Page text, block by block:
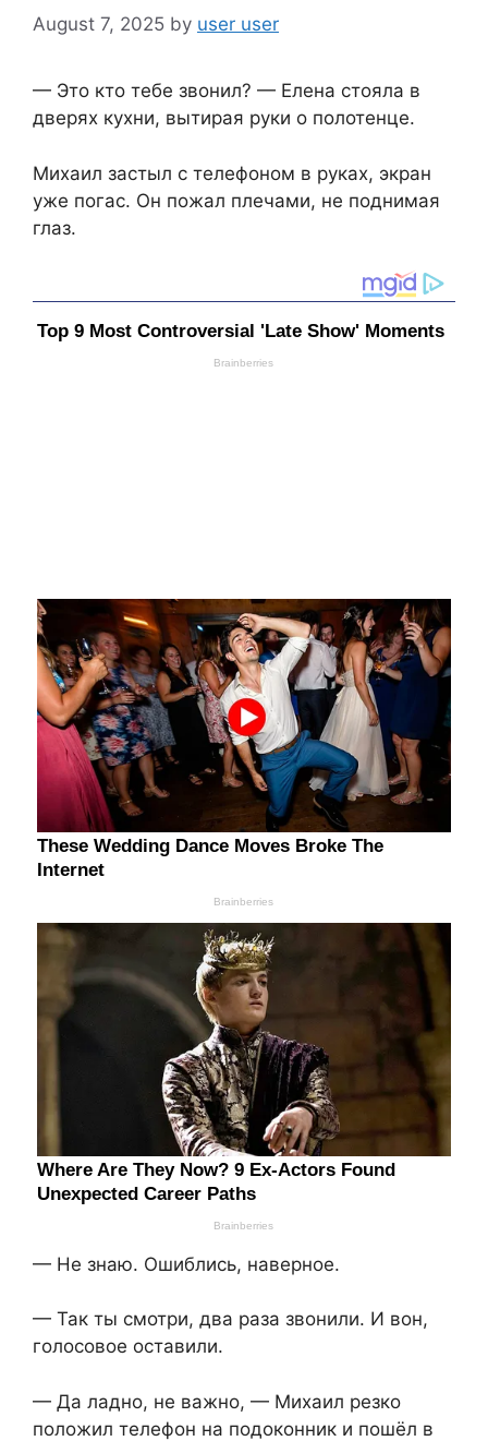
August 7, 2025 by user user
— Это кто тебе звонил? — Елена стояла в
дверях кухни, вытирая руки о полотенце.
Михаил застыл с телефоном в руках, экран
уже погас. Он пожал плечами, не поднимая
глаз.
— Не знаю. Ошиблись, наверное.
— Так ты смотри, два раза звонили. И вон,
голосовое оставили.
— Да ладно, не важно, — Михаил резко
положил телефон на подоконник и пошёл в